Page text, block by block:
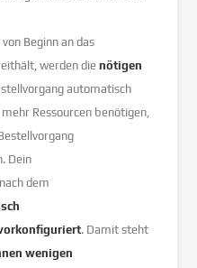
Beginn an das
werden dienötigen
automatisch
Ressourcen benötigen,
Dein
dem
. Damit steht
wenigen